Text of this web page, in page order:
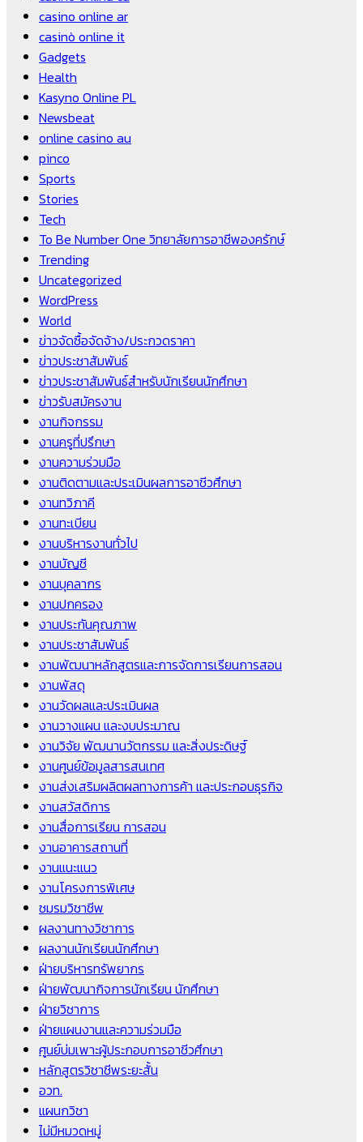
casino online ar
casinò online it
Gadgets
Health
Kasyno Online PL
Newsbeat
online casino au
pinco
Sports
Stories
Tech
To Be Number One วิทยาลัยการอาชีพองครักษ์
Trending
Uncategorized
WordPress
World
ข่าวจัดซื้อจัดจ้าง/ประกวดราคา
ข่าวประชาสัมพันธ์
ข่าวประชาสัมพันธ์สำหรับนักเรียนนักศึกษา
ข่าวรับสมัครงาน
งานกิจกรรม
งานครูที่ปรึกษา
งานความร่วมมือ
งานติดตามและประเมินผลการอาชีวศึกษา
งานทวิภาคี
งานทะเบียน
งานบริหารงานทั่วไป
งานบัญชี
งานบุคลากร
งานปกครอง
งานประกันคุณภาพ
งานประชาสัมพันธ์
งานพัฒนาหลักสูตรและการจัดการเรียนการสอน
งานพัสดุ
งานวัดผลและประเมินผล
งานวางแผน และงบประมาณ
งานวิจัย พัฒนานวัตกรรม และสิ่งประดิษฐ์
งานศูนย์ข้อมูลสารสนเทศ
งานส่งเสริมผลิตผลทางการค้า และประกอบธุรกิจ
งานสวัสดิการ
งานสื่อการเรียน การสอน
งานอาคารสถานที่
งานแนะแนว
งานโครงการพิเศษ
ชมรมวิชาชีพ
ผลงานทางวิชาการ
ผลงานนักเรียนนักศึกษา
ฝ่ายบริหารทรัพยากร
ฝ่ายพัฒนากิจการนักเรียน นักศึกษา
ฝ่ายวิชาการ
ฝ่ายแผนงานและความร่วมมือ
ศูนย์บ่มเพาะผู้ประกอบการอาชีวศึกษา
หลักสูตรวิชาชีพระยะสั้น
อวท.
แผนกวิชา
ไม่มีหมวดหมู่